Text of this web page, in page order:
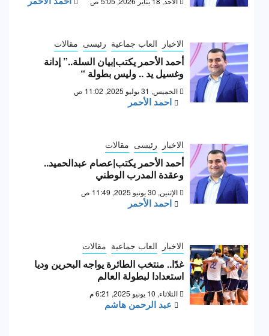
الاخبار العاب جماعية رئيسى مقالات
أحمد الأحمر يكتب|بيان السلة..” إدانة
وغسيل يد .. وليس بطولة “
الخميس, 31 يوليو 2025, 11:02 ص
احمد الأحمر
الاخبار رئيسى مقالات
أحمد الأحمر يكتب|عصام عبدالحميد..
وعقدة المدرب الوطني
الإثنين, 30 يونيو 2025, 11:49 ص
احمد الأحمر
الاخبار العاب جماعية مقالات
غدًا.. منتخب الطائرة يواجه البحرين وديا
استعدادا لبطولة العالم
الثلاثاء, 10 يونيو 2025, 6:21 م
عبد الرحمن هاشم